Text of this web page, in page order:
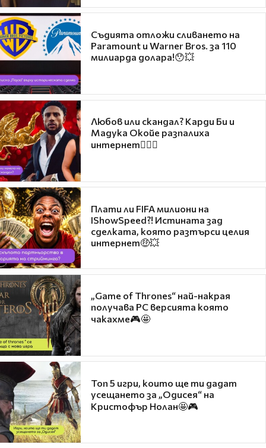
Съдията отложи сливането на
Paramount и Warner Bros. за 110
милиарда долара!😯💥
Любов или скандал? Карди Би и
Мадука Окойе разпалиха
интернет❤️‍🔥🔥
Плати ли FIFA милиони на
IShowSpeed?! Истината зад
сделката, която разтърси целия
интернет🤑💥
„Game of Thrones“ най-накрая
получава PC версията която
чакахме🎮🤩
Топ 5 игри, които ще ти дадат
усещането за „Одисея“ на
Кристофър Нолан🤩🎮